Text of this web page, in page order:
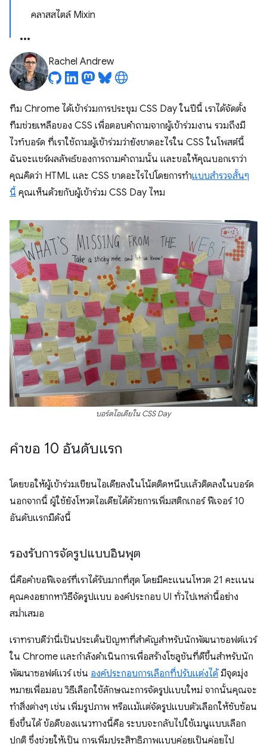
คลาสสไตล์ Mixin
Rachel Andrew
ทีม Chrome ได้เข้าร่วมการประชุม CSS Day ในปีนี้ เราได้จัดตั้ง
ทีมช่วยเหลือของ CSS เพื่อตอบคำถามจากผู้เข้าร่วมงาน รวมถึงมี
ไวท์บอร์ด ที่เราใช้ถามผู้เข้าร่วมว่ายังขาดอะไรใน CSS ในโพสต์นี้
ฉันจะแชร์ผลลัพธ์ของการถามคำถามนั้น และขอให้คุณบอกเราว่า
คุณคิดว่า HTML และ CSS ขาดอะไรไปโดยการทำแบบสำรวจสั้นๆ
นี้ คุณเห็นด้วยกับผู้เข้าร่วม CSS Day ไหม
บอร์ดไอเดียใน CSS Day
คำขอ 10 อันดับแรก
โดยขอให้ผู้เข้าร่วมเขียนไอเดียลงในโน้ตติดหนึบแล้วติดลงในบอร์ด
นอกจากนี้ ผู้ใช้ยังโหวตไอเดียได้ด้วยการเพิ่มสติกเกอร์ ฟีเจอร์ 10
อันดับแรกมีดังนี้
รองรับการจัดรูปแบบอินพุต
นี่คือคำขอฟีเจอร์ที่เราได้รับมากที่สุด โดยมีคะแนนโหวต 21 คะแนน
คุณคงอยากหาวิธีจัดรูปแบบ องค์ประกอบ UI ทั่วไปเหล่านี้อย่าง
สม่ำเสมอ
เราทราบดีว่านี่เป็นประเด็นปัญหาที่สำคัญสำหรับนักพัฒนาซอฟต์แวร์
ใน Chrome และกำลังดำเนินการเพื่อสร้างโซลูชันที่ดีขึ้นสำหรับนัก
พัฒนาซอฟต์แวร์ เช่น องค์ประกอบการเลือกที่ปรับแต่งได้มีจุดมุ่ง
หมายเพื่อมอบ วิธีเลือกใช้ลักษณะการจัดรูปแบบใหม่ จากนั้นคุณจะ
ทำสิ่งต่างๆ เช่น เพิ่มรูปภาพ หรือแม้แต่จัดรูปแบบตัวเลือกให้ซับซ้อน
ยิ่งขึ้นได้ ข้อดีของแนวทางนี้คือ ระบบจะกลับไปใช้เมนูแบบเลือก
ปกติ ซึ่งช่วยให้เป็น การเพิ่มประสิทธิภาพแบบค่อยเป็นค่อยไป